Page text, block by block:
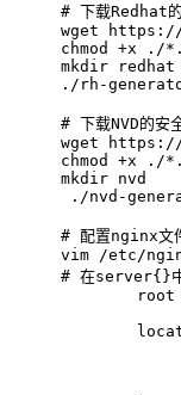
# 下载Redhat
wget https://
chmod +x ./
mkdir redhat
./rh-
# 下载NVD的安
wget https://
chmod +x ./
mkdir nvd
./nvd-
# 配置nginx文
vim /etc/
# 在server{}中
root